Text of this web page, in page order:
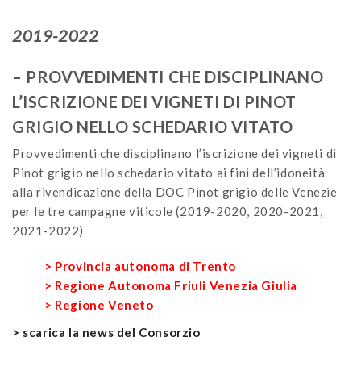
2019-2022
– PROVVEDIMENTI CHE DISCIPLINANO
L’ISCRIZIONE DEI VIGNETI DI PINOT
GRIGIO NELLO SCHEDARIO VITATO
Provvedimenti che disciplinano l’iscrizione dei vigneti di
Pinot grigio nello schedario vitato ai fini dell’idoneità
alla rivendicazione della DOC Pinot grigio delle Venezie
per le tre campagne viticole (2019-2020, 2020-2021,
2021-2022)
> Provincia autonoma di Trento
> Regione Autonoma Friuli Venezia Giulia
> Regione Veneto
> scarica la news del Consorzio